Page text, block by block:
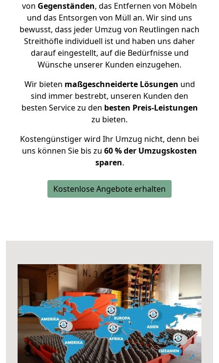
von Gegenständen, das Entfernen von Möbeln
und das Entsorgen von Müll an. Wir sind uns
bewusst, dass jeder Umzug von Reutlingen nach
Streithöfle individuell ist und haben uns daher
darauf eingestellt, auf die Bedürfnisse und
Wünsche unserer Kunden einzugehen.
Wir bieten maßgeschneiderte Lösungen und
sind immer bestrebt, unseren Kunden den
besten Service zu den besten Preis-Leistungen
zu bieten.
Kostengünstiger wird Ihr Umzug nicht, denn bei
uns können Sie bis zu 60 % der Umzugskosten
sparen.
Kostenlose Angebote erhalten